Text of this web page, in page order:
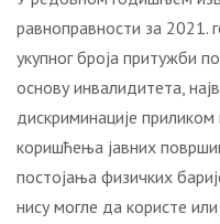
равноправности за 2021.
укупног броја притужби
основу инвалидитета,
дискриминације
коришћења јавних
постојања физичких
нису могле да користе